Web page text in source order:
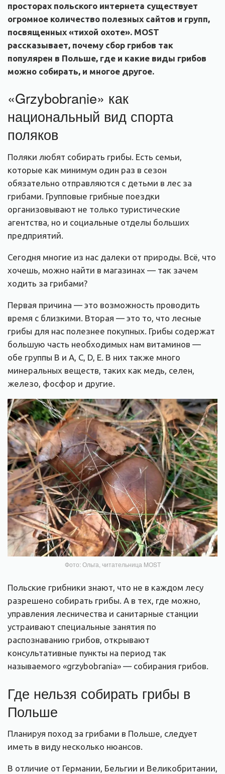
просторах польского интернета существует
огромное количество полезных сайтов и групп,
посвященных «тихой охоте». MOST
рассказывает, почему сбор грибов так
популярен в Польше, где и какие виды грибов
можно собирать, и многое другое.
«Grzybobranie» как
национальный вид спорта
поляков
Поляки любят собирать грибы. Есть семьи,
которые как минимум один раз в сезон
обязательно отправляются с детьми в лес за
грибами. Групповые грибные поездки
организовывают не только туристические
агентства, но и социальные отделы больших
предприятий.
Сегодня многие из нас далеки от природы. Всё, что
хочешь, можно найти в магазинах — так зачем
ходить за грибами?
Первая причина — это возможность проводить
время с близкими. Вторая — это то, что лесные
грибы для нас полезнее покупных. Грибы содержат
большую часть необходимых нам витаминов —
обе группы B и A, C, D, E. В них также много
минеральных веществ, таких как медь, селен,
железо, фосфор и другие.
Фото: Ольга, читательница MOST
Польские грибники знают, что не в каждом лесу
разрешено собирать грибы. А в тех, где можно,
управления лесничества и санитарные станции
устраивают специальные занятия по
распознаванию грибов, открывают
консультативные пункты на период так
называемого «grzybobrania» — собирания грибов.
Где нельзя собирать грибы в
Польше
Планируя поход за грибами в Польше, следует
иметь в виду несколько нюансов.
В отличие от Германии, Бельгии и Великобритании,